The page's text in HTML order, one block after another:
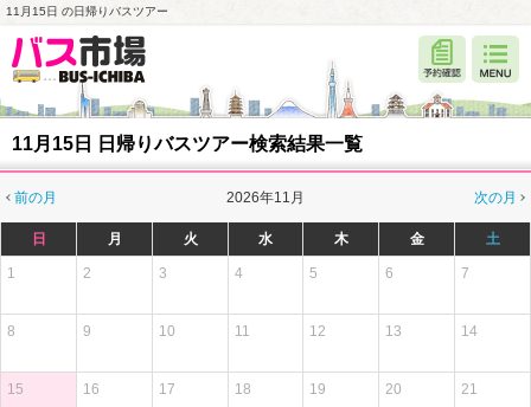
11月15日 の日帰りバスツアー
11月15日 日帰りバスツアー検索結果一覧
前の月 次の月
2026年11月
日 月 火 水 木 金 土
1 2 3 4 5 6 7
8 9 10 11 12 13 14
15 16 17 18 19 20 21